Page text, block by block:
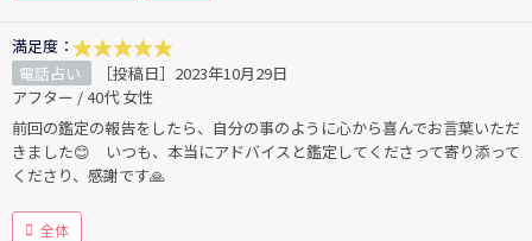
満足度：
電話占い
［投稿日］2023年10月29日
アフター / 40代 女性
前回の鑑定の報告をしたら、自分の事のように心から喜んでお言葉いただ
きました😊 いつも、本当にアドバイスと鑑定してくださって寄り添って
くださり、感謝です🙏
全体